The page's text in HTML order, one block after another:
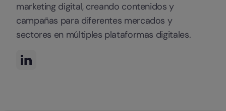
marketing digital, creando contenidos y
campañas para diferentes mercados y
sectores en múltiples plataformas digitales.